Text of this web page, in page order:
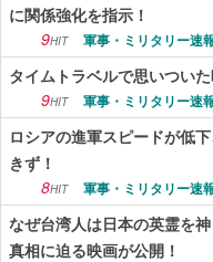
に関係強化を指示！
9HIT 軍事・ミリタリー速
タイムトラベルで思いつい
9HIT 軍事・ミリタリー速
ロシアの進軍スピードが低
きず！
8HIT 軍事・ミリタリー速
なぜ台湾人は日本の英霊を
真相に迫る映画が公開！